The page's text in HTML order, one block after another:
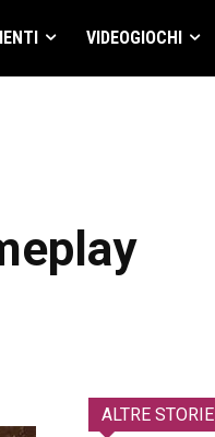
VIDEOGIOCHI
ALTRE STORIE